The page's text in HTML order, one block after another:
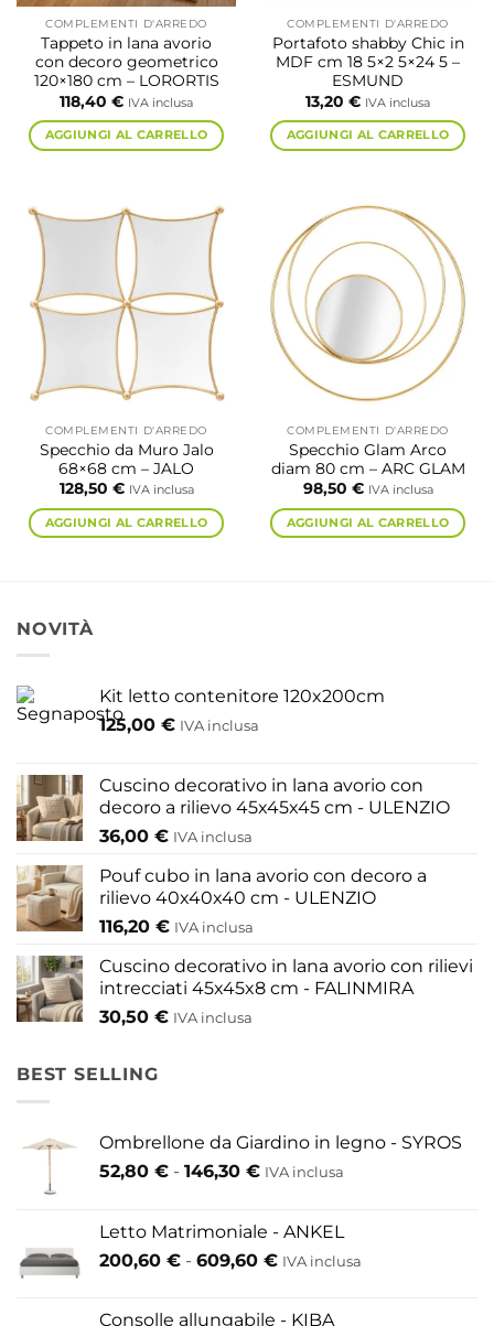
COMPLEMENTI D'ARREDO
Tappeto in lana avorio
con decoro geometrico
120×180 cm – LORORTIS
118,40 € IVA inclusa
AGGIUNGI AL CARRELLO
COMPLEMENTI D'ARREDO
Portafoto shabby Chic in
MDF cm 18 5×2 5×24 5 –
ESMUND
13,20 € IVA inclusa
AGGIUNGI AL CARRELLO
COMPLEMENTI D'ARREDO
Specchio da Muro Jalo
68×68 cm – JALO
128,50 € IVA inclusa
AGGIUNGI AL CARRELLO
COMPLEMENTI D'ARREDO
Specchio Glam Arco
diam 80 cm – ARC GLAM
98,50 € IVA inclusa
AGGIUNGI AL CARRELLO
NOVITÀ
Kit letto contenitore 120x200cm
125,00 € IVA inclusa
Cuscino decorativo in lana avorio con
decoro a rilievo 45x45x45 cm - ULENZIO
36,00 € IVA inclusa
Pouf cubo in lana avorio con decoro a
rilievo 40x40x40 cm - ULENZIO
116,20 € IVA inclusa
Cuscino decorativo in lana avorio con rilievi
intrecciati 45x45x8 cm - FALINMIRA
30,50 € IVA inclusa
BEST SELLING
Ombrellone da Giardino in legno - SYROS
52,80 € - 146,30 €Fascia
da
52,80 €
146,30 €
IVA inclusa
Letto Matrimoniale - ANKEL
200,60 € - 609,60 €Fascia
IVA inclusa
Consolle allungabile - KIBA